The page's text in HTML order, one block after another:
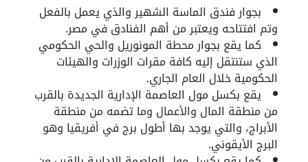
بجوار فندق الماسة الشهير والذي يعمل بالفعل
وتم افتتاحه ويعتبر من أهم الفنادق في مصر.
كما يقع بجوار محطة المونوريل والحي الحكومي
الذي ستنتقل إليه كافة مقرات الوزرات والهيئات
الحكومية خلال العام الجاري.
يقع بكسل مول العاصمة الإدارية الجديدة بالقرب
من منطقة المال والأعمال وما تضمه من منطقة
الأبراج، والتي يوجد بها أطول برج في أفريقيا وهو
البرج الأيقوني.